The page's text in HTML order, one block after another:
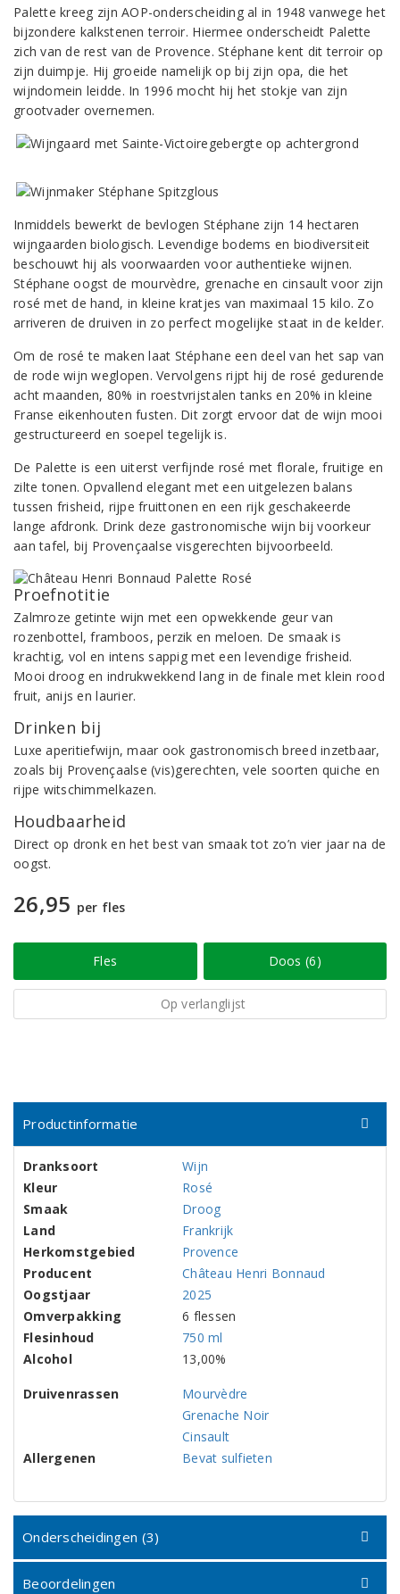
Palette kreeg zijn AOP-onderscheiding al in 1948 vanwege het
bijzondere kalkstenen terroir. Hiermee onderscheidt Palette
zich van de rest van de Provence. Stéphane kent dit terroir op
zijn duimpje. Hij groeide namelijk op bij zijn opa, die het
wijndomein leidde. In 1996 mocht hij het stokje van zijn
grootvader overnemen.
Inmiddels bewerkt de bevlogen Stéphane zijn 14 hectaren
wijngaarden biologisch. Levendige bodems en biodiversiteit
beschouwt hij als voorwaarden voor authentieke wijnen.
Stéphane oogst de mourvèdre, grenache en cinsault voor zijn
rosé met de hand, in kleine kratjes van maximaal 15 kilo. Zo
arriveren de druiven in zo perfect mogelijke staat in de kelder.
Om de rosé te maken laat Stéphane een deel van het sap van
de rode wijn weglopen. Vervolgens rijpt hij de rosé gedurende
acht maanden, 80% in roestvrijstalen tanks en 20% in kleine
Franse eikenhouten fusten. Dit zorgt ervoor dat de wijn mooi
gestructureerd en soepel tegelijk is.
De Palette is een uiterst verfijnde rosé met florale, fruitige en
zilte tonen. Opvallend elegant met een uitgelezen balans
tussen frisheid, rijpe fruittonen en een rijk geschakeerde
lange afdronk. Drink deze gastronomische wijn bij voorkeur
aan tafel, bij Provençaalse visgerechten bijvoorbeeld.
Proefnotitie
Zalmroze getinte wijn met een opwekkende geur van
rozenbottel, framboos, perzik en meloen. De smaak is
krachtig, vol en intens sappig met een levendige frisheid.
Mooi droog en indrukwekkend lang in de finale met klein rood
fruit, anijs en laurier.
Drinken bij
Luxe aperitiefwijn, maar ook gastronomisch breed inzetbaar,
zoals bij Provençaalse (vis)gerechten, vele soorten quiche en
rijpe witschimmelkazen.
Houdbaarheid
Direct op dronk en het best van smaak tot zo’n vier jaar na de
oogst.
26,95 per fles
Fles Doos (6)
Op verlanglijst
Productinformatie
Dranksoort
Wijn
Kleur
Rosé
Smaak
Droog
Land
Frankrijk
Herkomstgebied
Provence
Producent
Château Henri Bonnaud
Oogstjaar
2025
Omverpakking
6 flessen
Flesinhoud
750 ml
Alcohol
13,00%
Druivenrassen
Mourvèdre
Grenache Noir
Cinsault
Allergenen
Bevat sulfieten
Onderscheidingen (3)
Beoordelingen